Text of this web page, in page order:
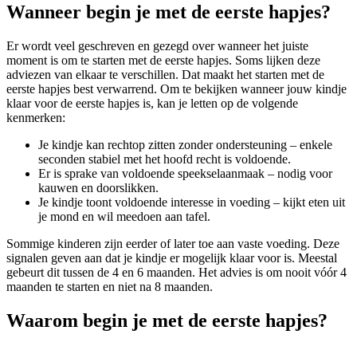
Wanneer begin je met de eerste hapjes?
Er wordt veel geschreven en gezegd over wanneer het juiste
moment is om te starten met de eerste hapjes. Soms lijken deze
adviezen van elkaar te verschillen. Dat maakt het starten met de
eerste hapjes best verwarrend. Om te bekijken wanneer jouw kindje
klaar voor de eerste hapjes is, kan je letten op de volgende
kenmerken:
Je kindje kan rechtop zitten zonder ondersteuning – enkele
seconden stabiel met het hoofd recht is voldoende.
Er is sprake van voldoende speekselaanmaak – nodig voor
kauwen en doorslikken.
Je kindje toont voldoende interesse in voeding – kijkt eten uit
je mond en wil meedoen aan tafel.
Sommige kinderen zijn eerder of later toe aan vaste voeding. Deze
signalen geven aan dat je kindje er mogelijk klaar voor is. Meestal
gebeurt dit tussen de 4 en 6 maanden. Het advies is om nooit vóór 4
maanden te starten en niet na 8 maanden.
Waarom begin je met de eerste hapjes?